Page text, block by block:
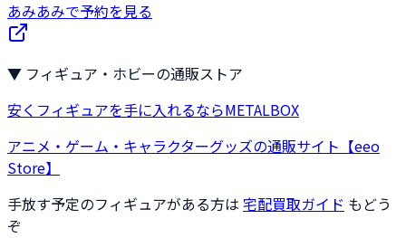
あみあみで予約を見る
▼ フィギュア・ホビーの通販ストア
安くフィギュアを手に入れるならMETALBOX
アニメ・ゲーム・キャラクターグッズの通販サイト【eeo
Store】
手放す予定のフィギュアがある方は 宅配買取ガイド もどう
ぞ